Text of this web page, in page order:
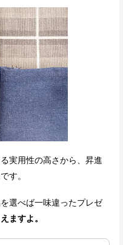
実用性の高さから、昇進
す。
選べば一味違ったプレゼ
ますよ。